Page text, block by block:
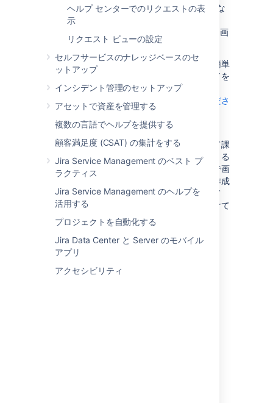
ヘルプ センターでのリクエストの表
示
リクエスト ビューの設定
セルフサービスのナレッジベースのセ
ットアップ
インシデント管理のセットアップ
アセットで資産を管理する
複数の言語でヘルプを提供する
顧客満足度 (CSAT) の集計をする
Jira Service Management のベスト プ
ラクティス
Jira Service Management のヘルプを
活用する
プロジェクトを自動化する
Jira Data Center と Server のモバイル
アプリ
アクセシビリティ
それぞれの課題操作(課題の作成や編集な
ど)
(課題の解決やクローズなど) で表示する画
面を選択する
課題のカスタマイズがチームに与える利点の簡単
な例の 1 つに、課題を作成した際にフィールドを
「必須」と設定できる点があります。
フィールドの挙動を設定する方法をご確認くださ
い。
必須フィールドを使用すると、作業を完了して課
題を解決するために必要な情報を常に把握できる
ようになります。この機能と組み合わせる形で画
面上部に必須フィールドを配置すれば、課題作成
者が使用しないフィールドを非表示にしていて
も、ユーザーが必須フィールドをすぐに見つけて
早急に入力できるようになります。
カスタマイズ前